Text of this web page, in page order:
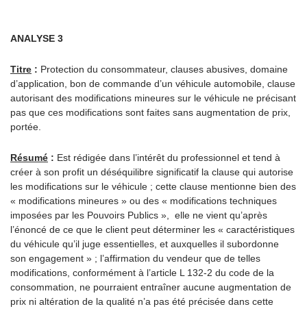
ANALYSE 3
Titre : Protection du consommateur, clauses abusives, domaine
d’application, bon de commande d’un véhicule automobile, clause
autorisant des modifications mineures sur le véhicule ne précisant
pas que ces modifications sont faites sans augmentation de prix,
portée.
Résumé : Est rédigée dans l’intérêt du professionnel et tend à
créer à son profit un déséquilibre significatif la clause qui autorise
les modifications sur le véhicule ; cette clause mentionne bien des
« modifications mineures » ou des « modifications techniques
imposées par les Pouvoirs Publics », elle ne vient qu’après
l’énoncé de ce que le client peut déterminer les « caractéristiques
du véhicule qu’il juge essentielles, et auxquelles il subordonne
son engagement » ; l’affirmation du vendeur que de telles
modifications, conformément à l’article L 132-2 du code de la
consommation, ne pourraient entraîner aucune augmentation de
prix ni altération de la qualité n’a pas été précisée dans cette